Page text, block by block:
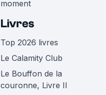
moment
Livres
Top 2026 livres
Le Calamity Club
Le Bouffon de la
couronne, Livre II